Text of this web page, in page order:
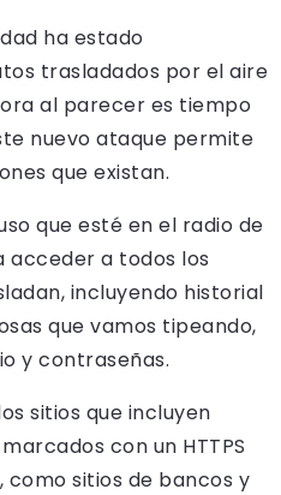
ha estado
trasladados por el aire
al parecer es tiempo
nuevo ataque permite
que existan.
que esté en el radio de
acceder a todos los
incluyendo historial
que vamos tipeando,
y contraseñas.
sitios que incluyen
con un HTTPS
como sitios de bancos y